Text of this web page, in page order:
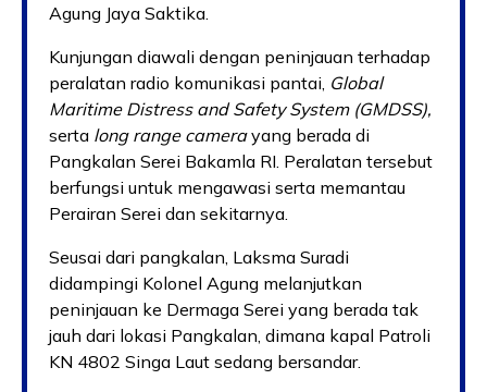
Agung Jaya Saktika.
Kunjungan diawali dengan peninjauan terhadap
peralatan radio komunikasi pantai, Global
Maritime Distress and Safety System (GMDSS),
serta long range camerayang berada di
Pangkalan Serei Bakamla RI. Peralatan tersebut
berfungsi untuk mengawasi serta memantau
Perairan Serei dan sekitarnya.
Seusai dari pangkalan, Laksma Suradi
didampingi Kolonel Agung melanjutkan
peninjauan ke Dermaga Serei yang berada tak
jauh dari lokasi Pangkalan, dimana kapal Patroli
KN 4802 Singa Laut sedang bersandar.